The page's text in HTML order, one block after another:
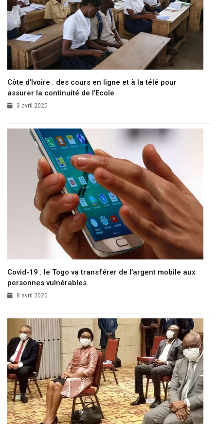
Côte d’Ivoire : des cours en ligne et à la télé pour
assurer la continuité de l’Ecole
3 avril 2020
Covid-19 : le Togo va transférer de l’argent mobile aux
personnes vulnérables
8 avril 2020